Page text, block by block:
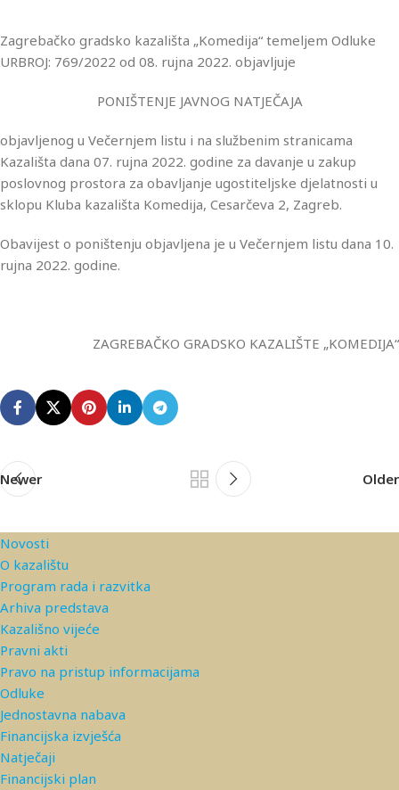
Zagrebačko gradsko kazališta „Komedija“ temeljem Odluke
URBROJ: 769/2022 od 08. rujna 2022. objavljuje
PONIŠTENJE JAVNOG NATJEČAJA
objavljenog u Večernjem listu i na službenim stranicama
Kazališta dana 07. rujna 2022. godine za davanje u zakup
poslovnog prostora za obavljanje ugostiteljske djelatnosti u
sklopu Kluba kazališta Komedija, Cesarčeva 2, Zagreb.
Obavijest o poništenju objavljena je u Večernjem listu dana 10.
rujna 2022. godine.
ZAGREBAČKO GRADSKO KAZALIŠTE „KOMEDIJA“
Newer Older
Novosti
O kazalištu
Program rada i razvitka
Arhiva predstava
Kazališno vijeće
Pravni akti
Pravo na pristup informacijama
Odluke
Jednostavna nabava
Financijska izvješća
Natječaji
Financijski plan